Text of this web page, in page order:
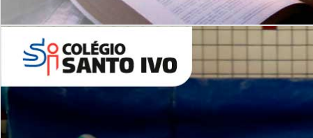
Leituras Literárias
ALUNOS NOVOS
Entre em Contato